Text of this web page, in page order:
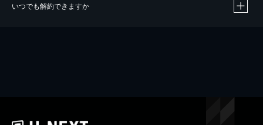
いつでも解約できますか